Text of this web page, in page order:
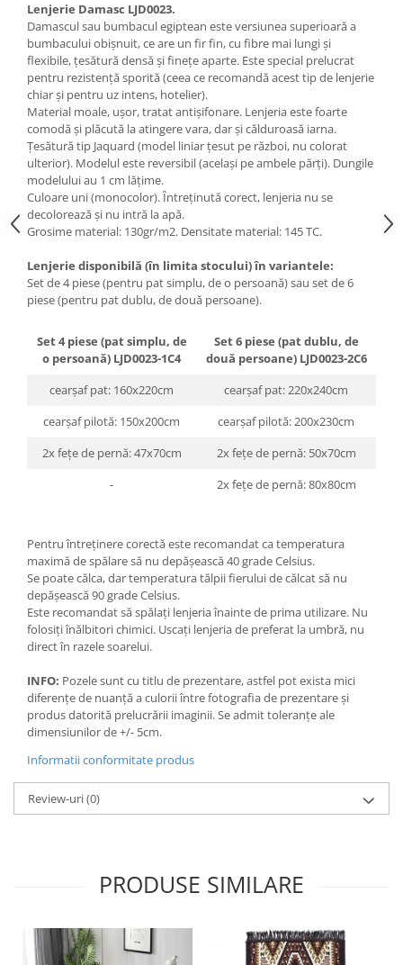
Lenjerie Damasc LJD0023.
Damascul sau bumbacul egiptean este versiunea superioară a
bumbacului obișnuit, ce are un fir fin, cu fibre mai lungi și
flexibile, țesătură densă și finețe aparte. Este special prelucrat
pentru rezistență sporită (ceea ce recomandă acest tip de lenjerie
chiar și pentru uz intens, hotelier).
Material moale, ușor, tratat antișifonare. Lenjeria este foarte
comodă și plăcută la atingere vara, dar și călduroasă iarna.
Țesătură tip Jaquard (model liniar țesut pe război, nu colorat
ulterior). Modelul este reversibil (același pe ambele părți). Dungile
modelului au 1 cm lățime.
Culoare uni (monocolor). Întreținută corect, lenjeria nu se
decolorează și nu intră la apă.
Grosime material: 130gr/m2. Densitate material: 145 TC.
Lenjerie disponibilă (în limita stocului) în variantele:
Set de 4 piese (pentru pat simplu, de o persoană) sau set de 6
piese (pentru pat dublu, de două persoane).
Set 4 piese (pat simplu, de
o persoană) LJD0023-1C4
Set 6 piese (pat dublu, de
două persoane) LJD0023-2C6
cearșaf pat: 160x220cm
cearșaf pat: 220x240cm
cearșaf pilotă: 150x200cm
cearșaf pilotă: 200x230cm
2x fețe de pernă: 47x70cm
2x fețe de pernă: 50x70cm
-
2x fețe de pernă: 80x80cm
Pentru întreținere corectă este recomandat ca temperatura
maximă de spălare să nu depășească 40 grade Celsius.
Se poate călca, dar temperatura tălpii fierului de călcat să nu
depășească 90 grade Celsius.
Este recomandat să spălați lenjeria înainte de prima utilizare. Nu
folosiți înălbitori chimici. Uscați lenjeria de preferat la umbră, nu
direct în razele soarelui.
INFO: Pozele sunt cu titlu de prezentare, astfel pot exista mici
diferențe de nuanță a culorii între fotografia de prezentare și
produs datorită prelucrării imaginii. Se admit toleranțe ale
dimensiunilor de +/- 5cm.
Informatii conformitate produs
Review-uri(0)
PRODUSE SIMILARE